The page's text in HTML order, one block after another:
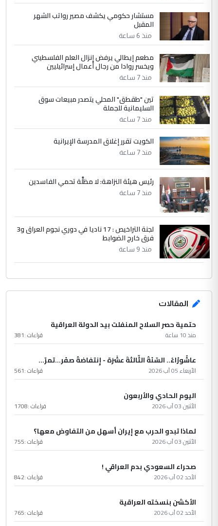
ابا فرات ...
الموضوع :
الجواهري يرد على صدام حسين سل
مضجعيك يابن الزنا (نص كامل)
5 حيدر عاشور
التعليق : تحياتي لك استاذ حامدتركان. كلام
دقيق ومسؤول؛ فالاستثمار الحقيقي للإنسان
وثروات البلد يعتمد على الكفاءة ...
الموضوع :
بين الإهمال واغتصاب الأرض.. بلاد
الرافدين تعاني الجفاف والتصحر!!
مستشار حكومي يكشف مصير رواتب الشهر
المقبل
منذ 6 ساعة
مطعم إيطالي يرفض إنزال العلم الفلسطيني
ويخسر روادا من رجال أعمال إسرائيليين
منذ 7 ساعة
تين "طقطق" المحلي يتصدر مبيعات سوق
السليمانية للجملة
منذ 7 ساعة
الكويت تقرر إغلاق المدرسة الإيرانية
منذ 7 ساعة
رئيس هيئة النزاهة: لا مظلَّة تحمي الفاسدين
منذ 7 ساعة
لجنة التراخيص : 17 ناديا في دوري نجوم العراق و3
فرق خارج الضوابط
منذ 9 ساعة
المقالات
حتمية حصر السلاح المنفلت بيد الدولة العراقية
منذ 10 ساعة قراءات :381
عاشُورْاءُ.. السّنَةُ الثّالثةَ عشَرَة - إِنتفاضةُ صفَر…تمرّ...
الأربعاء 05 آب 2026 قراءات :561
اليوم الحادي والأربعون
الأثنين 03 آب 2026 قراءات :1708
لماذا تبدو الحرب مع إيران أسهل من التفاوض معها؟
الأثنين 03 آب 2026 قراءات :755
صحراء السعودي بدم العراقي !
الأحد 02 آب 2026 قراءات :842
الأكشن بنسخته العراقية
الأحد 02 آب 2026 قراءات :765